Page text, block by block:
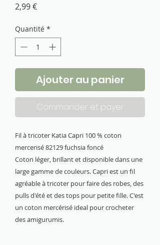
2,99 €Prix
Quantité *
Ajouter au panier
Commander et payer
Fil à tricoter Katia Capri 100 % coton
mercerisé 82129 fuchsia foncé
Coton léger, brillant et disponible dans une
large gamme de couleurs. Capri est un fil
agréable à tricoter pour faire des robes, des
pulls d'été et des tops pour petite fille. C'est
un coton mercérisé ideal pour crocheter
des amigurumis.